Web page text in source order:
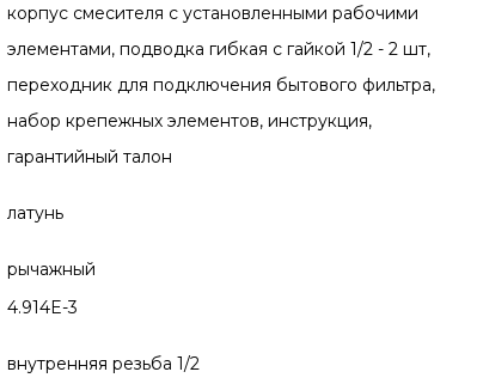
корпус смесителя с установленными рабочими
элементами, подводка гибкая с гайкой 1/2 - 2 шт,
переходник для подключения бытового фильтра,
набор крепежных элементов, инструкция,
гарантийный талон
латунь
рычажный
4.914E-3
внутренняя резьба 1/2